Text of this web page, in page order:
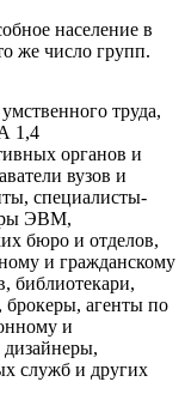
население в
же число групп.
труда,
1,4
органов и
вузов и
специалисты-
ЭВМ,
бюро и отделов,
и гражданскому
библиотекари,
брокеры, агенты по
и
служб и других